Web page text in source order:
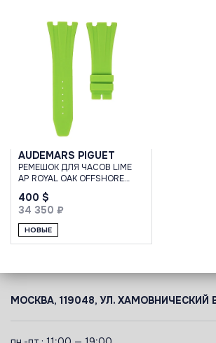
AUDEMARS PIGUET
РЕМЕШОК ДЛЯ ЧАСОВ LIME
AP ROYAL OAK OFFSHORE
42MM STRAP
400 $
34 350 ₽
НОВЫЕ
МОСКВА, 119048, УЛ. ХАМОВНИЧЕСКИЙ